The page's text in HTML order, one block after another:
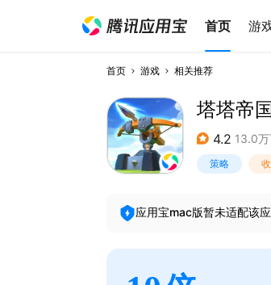
首页 游
首页 游戏 相关推荐
塔塔帝
4.2 13.0
策略
应用宝mac版暂未适配该